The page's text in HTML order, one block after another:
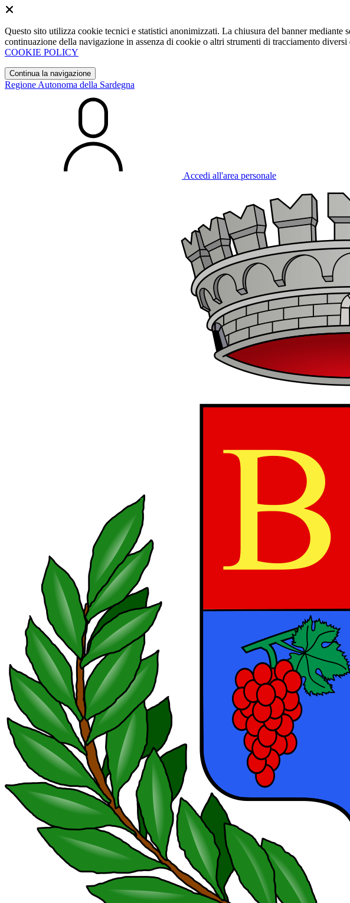
Questo sito utilizza cookie tecnici e statistici anonimizzati. La chiusura del banner
continuazione della navigazione in assenza di cookie o altri strumenti di tracciamento
COOKIE POLICY
Continua la navigazione
Regione Autonoma della Sardegna
Accedi all'area personale